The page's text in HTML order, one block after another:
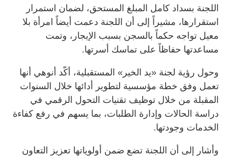
اللجنة بسداد كامل المبلغ المستحق، لضمان استمرار
استقرارها، مشيراً إلى أن اللجنة دعمت أيضاً امرأة بلا
معيل تواجه حكماً بالسجن بسبب الإيجار، وتمت
مساعدتها حفاظاً على تماسك أسرتها.
وحول رؤية لجنة «يد الخير» المستقبلية، أكّد أنوهي أنها
تعمل وفق خطة مؤسسية لتطوير أدائها خلال السنوات
المقبلة من خلال توظيف تقنيات التحول الرقمي في
دراسة الحالات وإدارة الطلبات، بما يسهم في رفع كفاءة
الخدمات وجودتها.
وأشار إلى أن اللجنة تضع ضمن أولوياتها تعزيز التعاون